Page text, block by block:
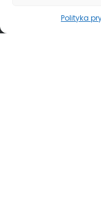
Polityka